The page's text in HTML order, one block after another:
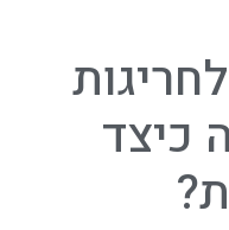
כיצד